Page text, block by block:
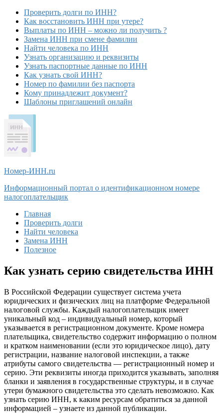
Проверить долги по ИНН?
Как восстановить ИНН при утере?
Выплаты по ИНН – можно ли получить ?
Замена ИНН при смене фамилии
Найти человека по ИНН
Узнать организацию и реквизиты
Узнать паспортные данные по ИНН
Как узнать свой ИНН?
Номер по фамилии без паспорта
Кому принадлежит документ?
Шаблоны приглашений онлайн
Номер-ИНН.ru
Информационный портал о идентификационном номере
налогоплательщик
Главная
Проверить долги
Найти человека
Замена ИНН
Полезное
Как узнать серию свидетельства ИНН
В Российской Федерации существует система учета
юридических и физических лиц на платформе Федеральной
налоговой службы. Каждый налогоплательщик имеет
уникальный код – индивидуальный номер, который
указывается в регистрационном документе. Кроме номера
плательщика, свидетельство содержит информацию о полном
и кратком наименовании (если это юридическое лицо), дату
регистрации, название налоговой инспекции, а также
атрибуты самого свидетельства — регистрационный номер и
серию. Эти реквизиты иногда приходится указывать, заполняя
бланки и заявления в государственные структуры, и в случае
утери бумажного свидетельства это сделать невозможно. Как
узнать серию ИНН, к каким ресурсам обратиться за данной
информацией – узнаете из данной публикации.